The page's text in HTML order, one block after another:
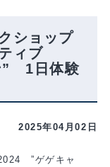
ショップ
ィブ
” 1日体験
2025年04月02日
”ゲゲキャ